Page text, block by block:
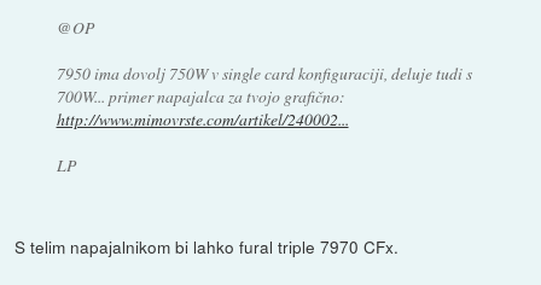
@OP
7950 ima dovolj 750W v single card konfiguraciji, deluje tudi s
700W... primer napajalca za tvojo grafično:
http://www.mimovrste.com/artikel/240002...
LP
S telim napajalnikom bi lahko fural triple 7970 CFx.